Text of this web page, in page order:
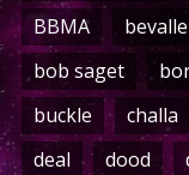
BBMA
bob saget
buckle
challa
deal
dood